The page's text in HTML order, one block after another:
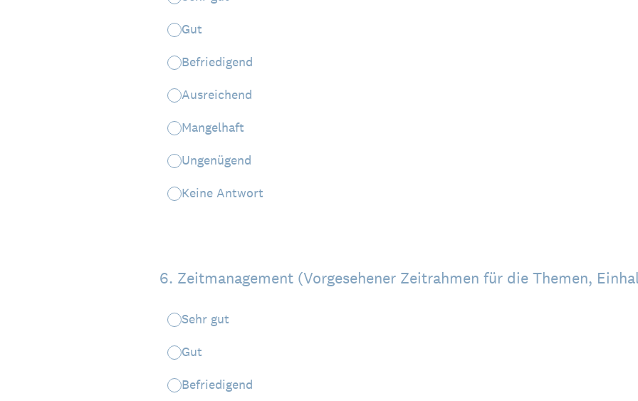
Gut
Befriedigend
Ausreichend
Mangelhaft
Ungenügend
Keine Antwort
6. Zeitmanagement (Vorgesehener Zeitrahmen für die Themen,
Sehr gut
Gut
Befriedigend